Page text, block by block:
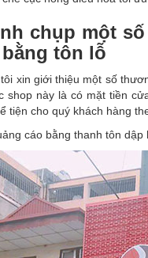
chụp một
tôn lỗ
xin giới thiệu một số
shop này là có mặt tiền
tiện cho quý khách hàng
cáo bằng thanh tôn dập